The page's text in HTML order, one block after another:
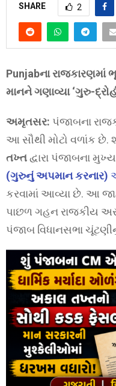
SHARE 2
Punjabના
માનને ગણાવ્યા ‘ગુરુ-
અમૃતસર: પંજાબના
આ સૌથી મોટો વળાંક છે.
તખ્તદ્વારા પંજાબના
(ગુરુનું અપમાન કરનાર)
કરવામાં આવ્યા છે. આ
પાછળ ગહન રાજકીય
પંજાબ વિધાનસભા